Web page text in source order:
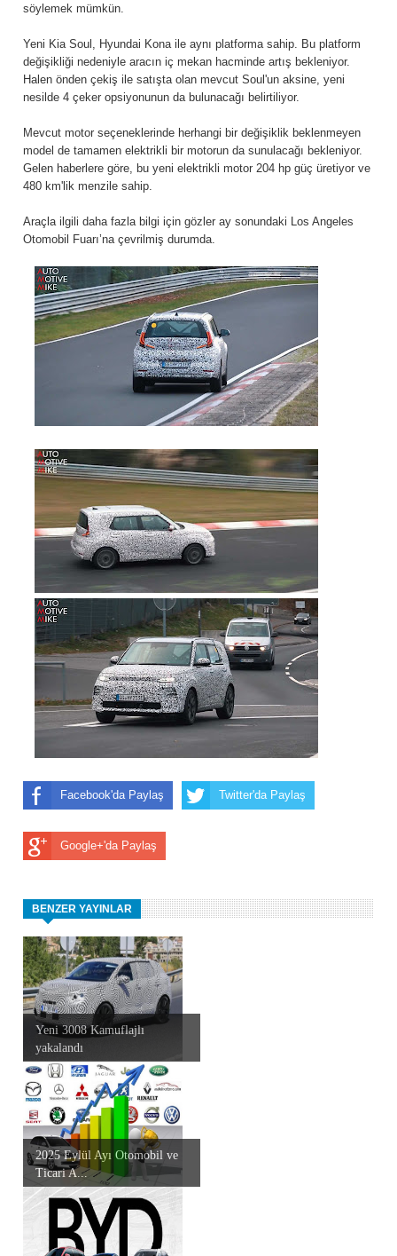
söylemek mümkün.
Yeni Kia Soul, Hyundai Kona ile aynı platforma sahip. Bu platform
değişikliği nedeniyle aracın iç mekan hacminde artış bekleniyor.
Halen önden çekiş ile satışta olan mevcut Soul'un aksine, yeni
nesilde 4 çeker opsiyonunun da bulunacağı belirtiliyor.
Mevcut motor seçeneklerinde herhangi bir değişiklik beklenmeyen
model de tamamen elektrikli bir motorun da sunulacağı bekleniyor.
Gelen haberlere göre, bu yeni elektrikli motor 204 hp güç üretiyor ve
480 km'lik menzile sahip.
Araçla ilgili daha fazla bilgi için gözler ay sonundaki Los Angeles
Otomobil Fuarı’na çevrilmiş durumda.
Facebook'da Paylaş Twitter'da Paylaş
Google+'da Paylaş
BENZER YAYINLAR
Yeni 3008 Kamuflajlı
yakalandı
2025 Eylül Ayı Otomobil ve
Ticari A...